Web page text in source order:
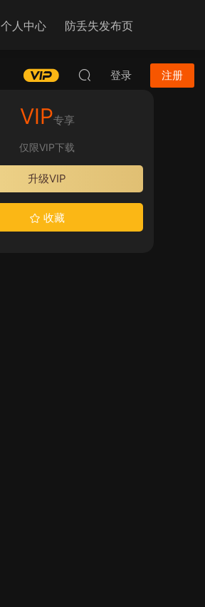
个人中心 防丢失发布页
登录 注册
VIP专享
仅限VIP下载
升级VIP
收藏